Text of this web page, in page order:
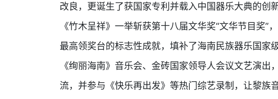
改良，更诞生了获国家专利并载入中国器乐大典的创
《竹木呈祥》一举斩获第十八届文华奖“文华节目奖”
最高领奖台的标志性成就，填补了海南民族器乐国家
《绚丽海南》音乐会、金砖国家领导人会议文艺演出
流，并参与《快乐再出发》等热门综艺录制，让黎族